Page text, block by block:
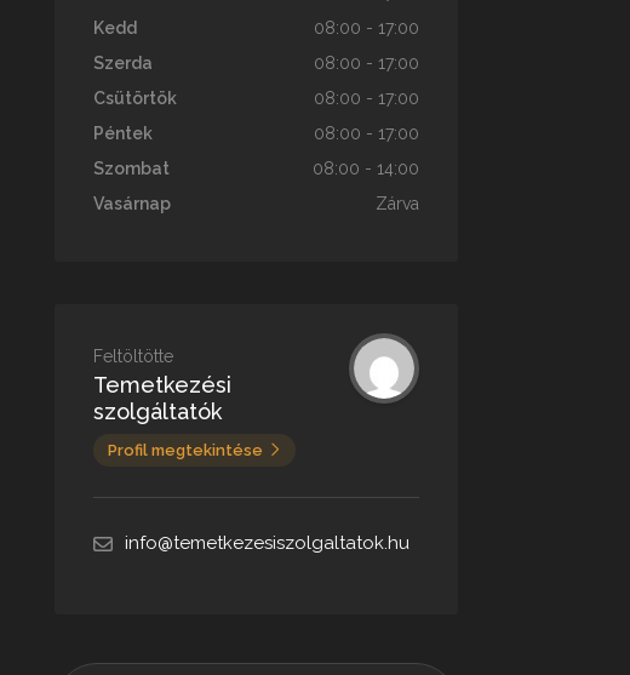
Kedd
08:00 - 17:00
Szerda
08:00 - 17:00
Csütörtök
08:00 - 17:00
Péntek
08:00 - 17:00
Szombat
08:00 - 14:00
Vasárnap
Zárva
Feltöltötte
Temetkezési
szolgáltatók
Profil megtekintése
info@temetkezesiszolgaltatok.hu